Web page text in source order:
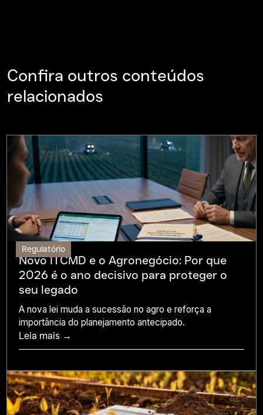
Confira outros conteúdos
relacionados
Regulatório
Novo ITCMD e o Agronegócio: Por que
2026 é o ano decisivo para proteger o
seu legado
A nova lei muda a sucessão no agro e reforça a
importância do planejamento antecipado.
Leia mais →